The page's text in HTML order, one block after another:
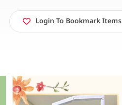
Login To Bookmark Items